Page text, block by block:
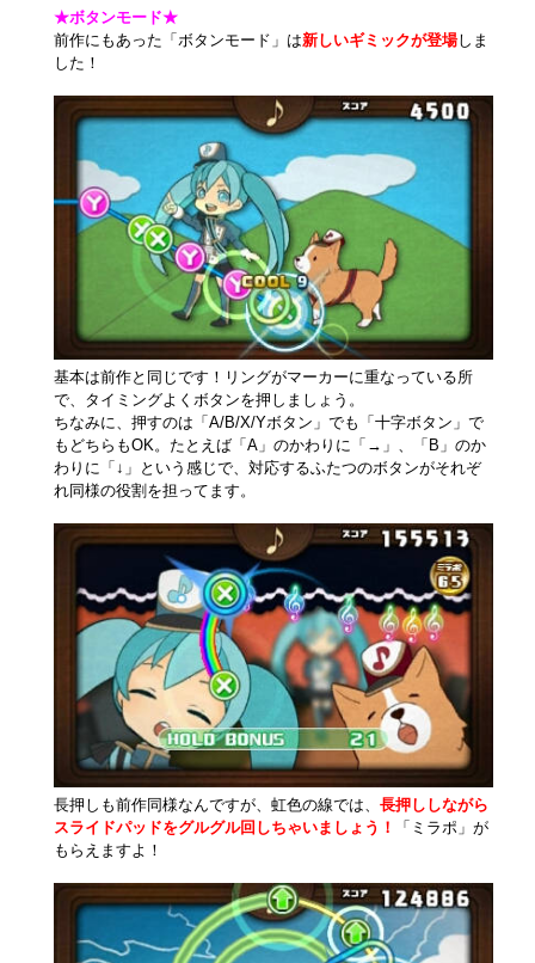
★ボタンモード★
前作にもあった「ボタンモード」は新しいギミックが登場しま
した！
基本は前作と同じです！リングがマーカーに重なっている所
で、タイミングよくボタンを押しましょう。
ちなみに、押すのは「A/B/X/Yボタン」でも「十字ボタン」で
もどちらもOK。たとえば「A」のかわりに「→」、「B」のか
わりに「↓」という感じで、対応するふたつのボタンがそれぞ
れ同様の役割を担ってます。
長押しも前作同様なんですが、虹色の線では、 長押ししながら
スライドパッドをグルグル回しちゃいましょう！
「ミラポ」が
もらえますよ！